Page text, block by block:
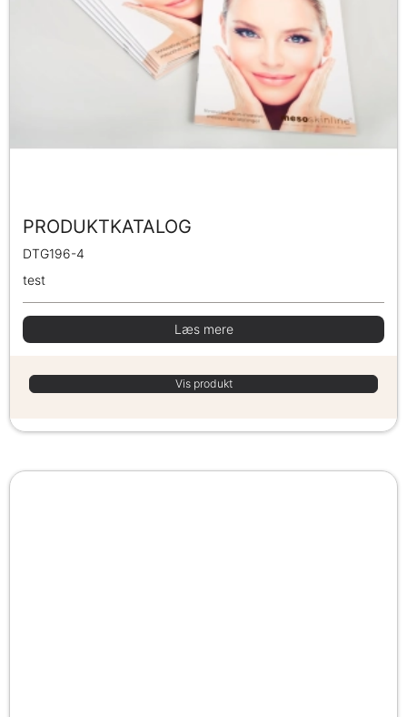
PRODUKTKATALOG
DTG196-4
test
Læs mere
Vis produkt